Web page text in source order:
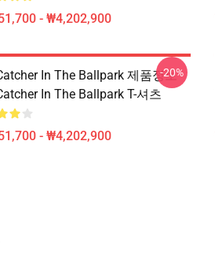
- ₩4,202,900
In The Ballpark 제품정보
In The Ballpark T-셔츠
- ₩4,202,900
-20%